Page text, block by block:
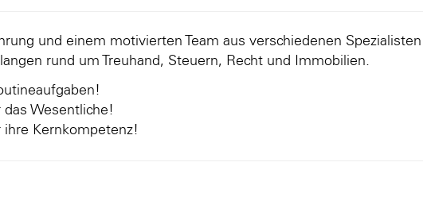
und einem motivierten Team aus verschiedenen Spezialisten
rund um Treuhand, Steuern, Recht und Immobilien.
das Wesentliche!
ihre Kernkompetenz!